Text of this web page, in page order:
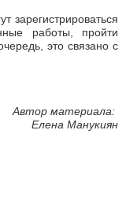
зарегистрироваться
работы, пройти
это связано с
Автор материала:
Елена Манукиян